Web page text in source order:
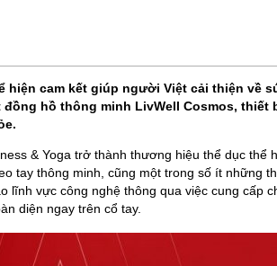
hiện cam kết giúp người Việt cải thiện về
hồ thông minh LivWell Cosmos, thiết
& Yoga trở thành thương hiệu thể dục thể
tay thông minh, cũng một trong số ít những
lĩnh vực công nghệ thông qua việc cung cấp
diện ngay trên cổ tay.